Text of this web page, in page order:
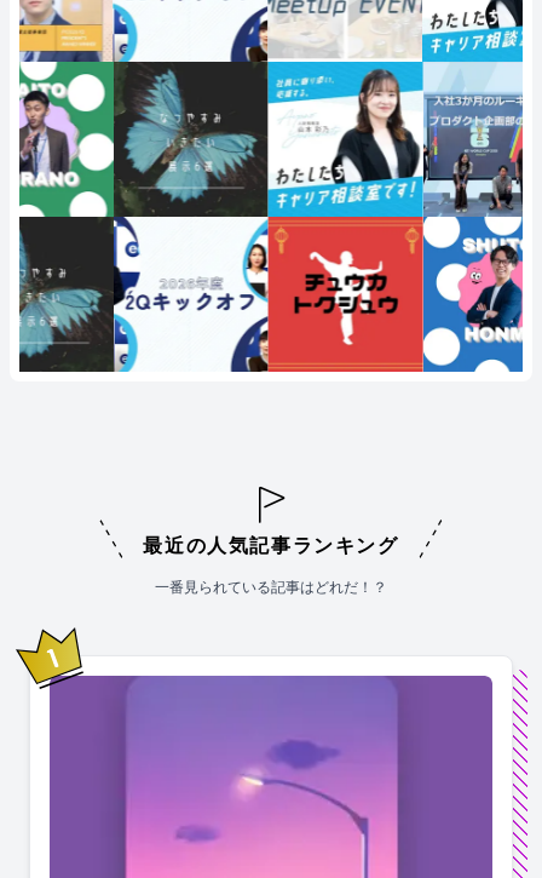
最近の人気記事ランキング
一番見られている記事はどれだ！？
1位